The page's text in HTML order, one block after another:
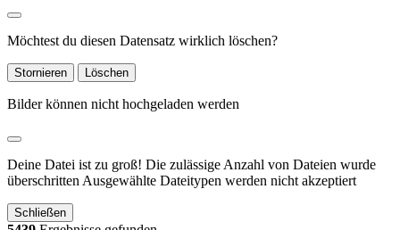
Möchtest du diesen Datensatz wirklich löschen?
Stornieren Löschen
Bilder können nicht hochgeladen werden
Deine Datei ist zu groß! Die zulässige Anzahl von Dateien wurde
überschritten Ausgewählte Dateitypen werden nicht akzeptiert
Schließen